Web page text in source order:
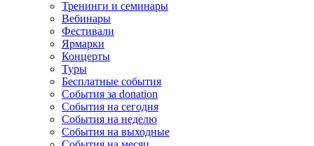
Тренинги и семинары
Вебинары
Фестивали
Ярмарки
Концерты
Туры
Бесплатные события
События за donation
События на сегодня
События на неделю
События на выходные